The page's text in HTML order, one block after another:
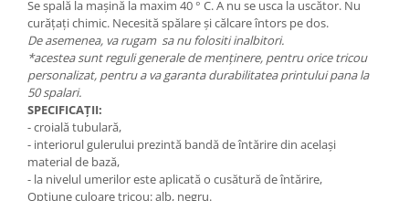
Se spală la mașină la maxim 40 ° C. A nu se usca la uscător. Nu
curățați chimic. Necesită spălare și călcare întors pe dos.
De asemenea, va rugam sa nu folositi inalbitori.
*acestea sunt reguli generale de menținere, pentru orice tricou
personalizat, pentru a va garanta durabilitatea printului pana la
50 spalari.
SPECIFICAȚII:
- croială tubulară,
- interiorul gulerului prezintă bandă de întărire din același
material de bază,
- la nivelul umerilor este aplicată o cusătură de întărire,
Optiune culoare tricou: alb, negru.